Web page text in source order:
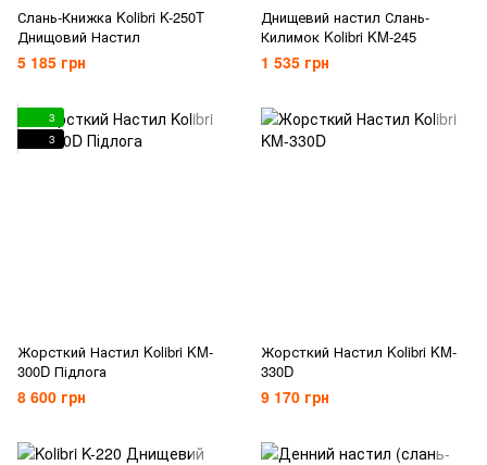
Слань-Книжка Kolibri K-250T
Днищовий Настил
5 185 грн
Днищевий настил Слань-
Килимок Kolibri KM-245
1 535 грн
3
3
Жорсткий Настил Kolibri KM-
300D Підлога
8 600 грн
Жорсткий Настил Kolibri KM-
330D
9 170 грн